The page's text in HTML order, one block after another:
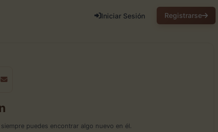
Iniciar Sesión Registrarse
puedes encontrar algo nuevo en él.